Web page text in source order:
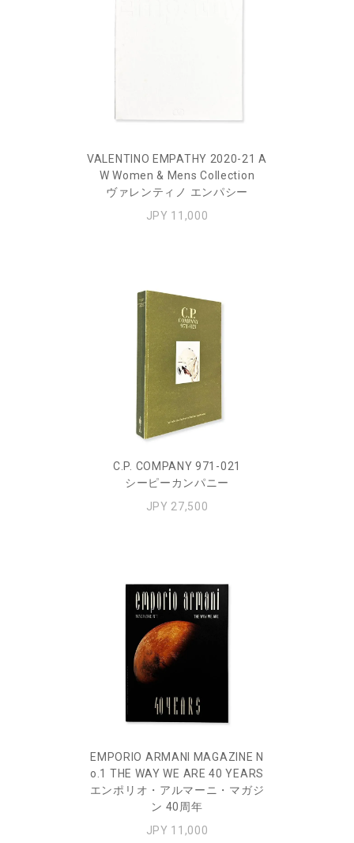
VALENTINO EMPATHY 2020-21 A
W Women & Mens Collection
ヴァレンティノ エンパシー
JPY 11,000
C.P. COMPANY 971-021
シーピーカンパニー
JPY 27,500
EMPORIO ARMANI MAGAZINE N
o.1 THE WAY WE ARE 40 YEARS
エンポリオ・アルマーニ・マガジ
ン 40周年
JPY 11,000